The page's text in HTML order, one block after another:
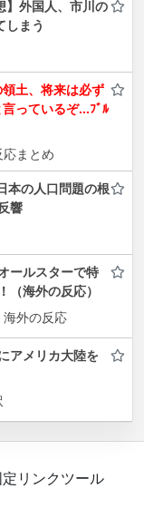
】外国人、市川の
しまう
土、将来は必ず
っているぞ…ﾌﾞﾙ
まとめ
本の人口問題の根
響
ールスターで特
（海外の反応）
外の反応
アメリカ大陸を
定リンクツール